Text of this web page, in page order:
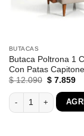
BUTACAS
Butaca Poltrona 1
Con Patas
$12.090 El
original
era:
$ 12.090.
$7.859El
$
Butaca Poltrona 1